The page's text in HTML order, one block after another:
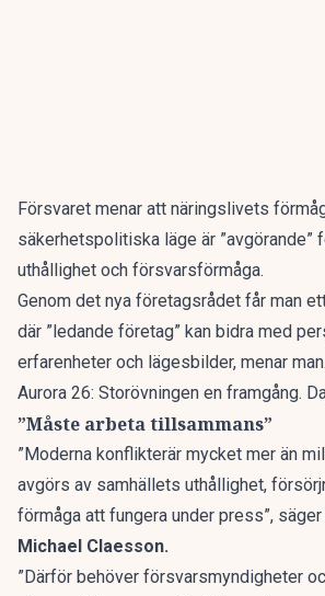
Försvaret menar att näringslivets
säkerhetspolitiska läge är ”avgörande”
uthållighet och försvarsförmåga.
Genom det nya företagsrådet får man
där ”ledande företag” kan bidra med
erfarenheter och lägesbilder, menar man.
Aurora 26: Storövningen en framgång.
”Måste arbeta tillsammans”
”Moderna konflikterär mycket mer än
avgörs av samhällets uthållighet,
förmåga att fungera under press”,
Michael Claesson.
”Därför behöver försvarsmyndigheter